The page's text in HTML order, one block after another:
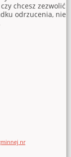
nr
chcesz zezwolić
odrzucenia, nie